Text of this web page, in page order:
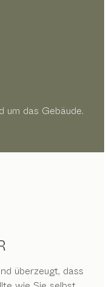
um das Gebäude.
überzeugt, dass